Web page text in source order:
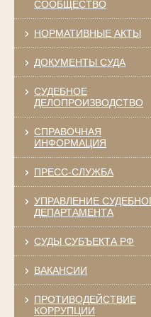
СООБЩЕСТВО
НОРМАТИВНЫЕ АКТЫ
ДОКУМЕНТЫ СУДА
СУДЕБНОЕ
ДЕЛОПРОИЗВОДСТВО
СПРАВОЧНАЯ
ИНФОРМАЦИЯ
ПРЕСС-СЛУЖБА
УПРАВЛЕНИЕ
ДЕПАРТАМЕНТА
СУДЫ СУБЪЕКТА РФ
ВАКАНСИИ
ПРОТИВОДЕЙСТВИЕ
КОРРУПЦИИ